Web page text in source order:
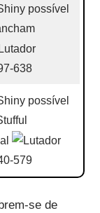
638
579
se de